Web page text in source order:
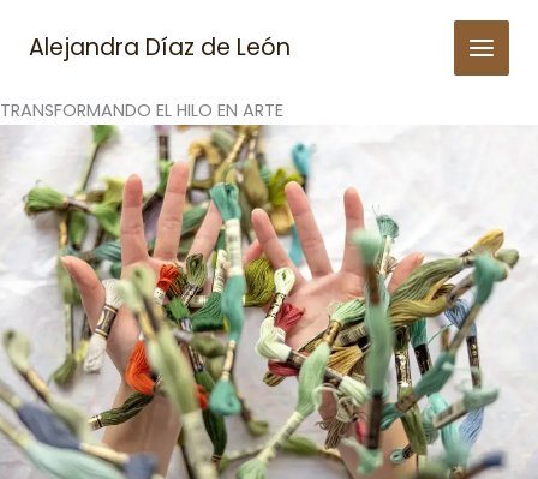
Alejandra Díaz de León
TRANSFORMANDO EL HILO EN ARTE